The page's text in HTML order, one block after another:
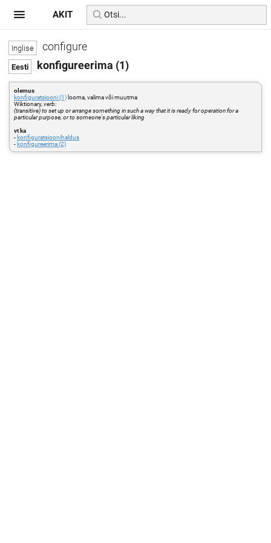
configure
konfigureerima (1)
olemus
konfiguratsiooni (1) looma, valima või muutma
Wiktionary,verb:
(transitive) to set up or arrange something in such a way that it is ready for operation for a
particular purpose, or to someone's particular liking
vt ka
- konfiguratsioonihaldus
- konfigureerima (2)
AKIT